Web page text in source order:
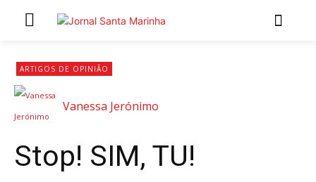
ÚLTIMAS NOTÍCIAS
Secções
ARTIGOS DE OPINIÃO
Vanessa Jerónimo
Stop! SIM, TU!